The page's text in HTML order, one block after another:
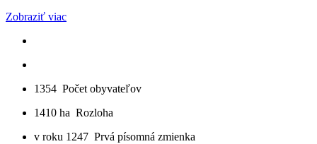
Zobraziť viac
1354 Počet obyvateľov
1410 ha Rozloha
v roku 1247 Prvá písomná zmienka